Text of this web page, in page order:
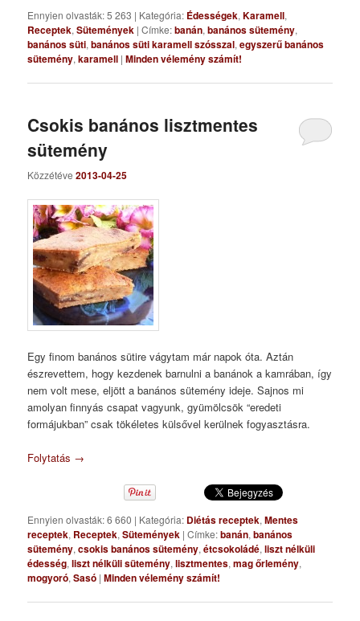
Ennyien olvasták: 5 263 | Kategória: Édességek,Karamell,
Receptek,Sütemények |Címke:banán,banános sütemény,
banános süti,banános süti karamell szósszal,egyszerű banános
sütemény,karamell |Minden vélemény számít!
Csokis banános lisztmentes
sütemény
Közzétéve2013-04-25
Egy finom banános sütire vágytam már napok óta. Aztán
észrevettem, hogy kezdenek barnulni a banánok a kamrában, így
nem volt mese, eljött a banános sütemény ideje. Sajnos mi
amolyan finnyás csapat vagyunk, gyümölcsök “eredeti
formájukban” csak tökéletes külsővel kerülnek fogyasztásra.
Folytatás →
Ennyien olvasták: 6 660 | Kategória: Diétás receptek,Mentes
receptek, Receptek,Sütemények |Címke:banán,banános
sütemény,csokis banános sütemény,étcsokoládé,liszt nélküli
édesség,liszt nélküli sütemény,lisztmentes,mag őrlemény,
mogyoró,Sasó |Minden vélemény számít!